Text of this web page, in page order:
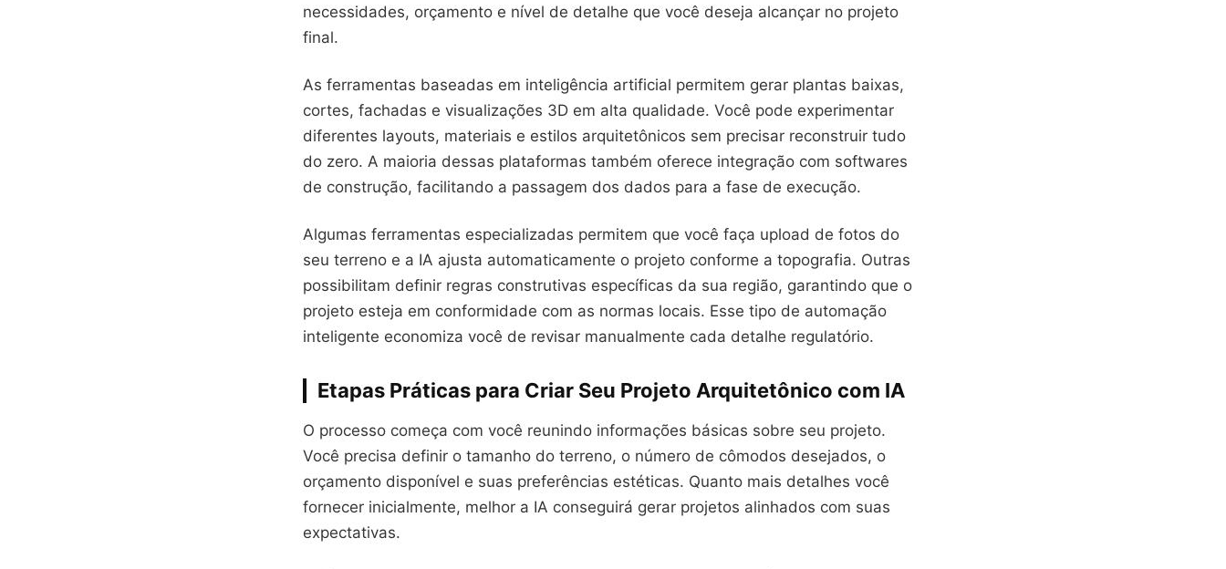
necessidades, orçamento e nível de detalhe que você deseja alcançar no projeto
final.
As ferramentas baseadas em inteligência artificial permitem gerar plantas baixas,
cortes, fachadas e visualizações 3D em alta qualidade. Você pode experimentar
diferentes layouts, materiais e estilos arquitetônicos sem precisar reconstruir tudo
do zero. A maioria dessas plataformas também oferece integração com softwares
de construção, facilitando a passagem dos dados para a fase de execução.
Algumas ferramentas especializadas permitem que você faça upload de fotos do
seu terreno e a IA ajusta automaticamente o projeto conforme a topografia. Outras
possibilitam definir regras construtivas específicas da sua região, garantindo que o
projeto esteja em conformidade com as normas locais. Esse tipo de automação
inteligente economiza você de revisar manualmente cada detalhe regulatório.
Etapas Práticas para Criar Seu Projeto Arquitetônico com IA
O processo começa com você reunindo informações básicas sobre seu projeto.
Você precisa definir o tamanho do terreno, o número de cômodos desejados, o
orçamento disponível e suas preferências estéticas. Quanto mais detalhes você
fornecer inicialmente, melhor a IA conseguirá gerar projetos alinhados com suas
expectativas.